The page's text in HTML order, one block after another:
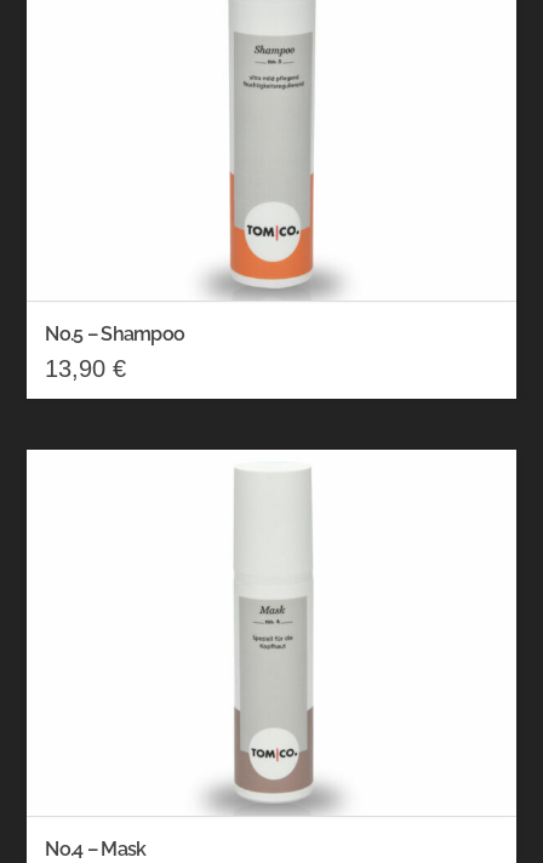
No.5 – Shampoo
13,90€
No.4 – Mask